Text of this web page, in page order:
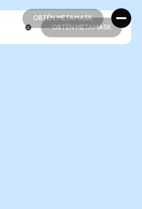
OBTÉN METAMASK
OBTÉN METAMASK
OBTÉN METAMASK